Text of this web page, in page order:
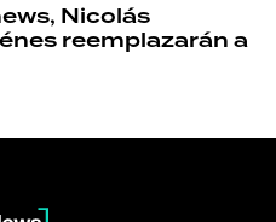
Nicolás
reemplazarán a